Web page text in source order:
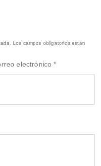
Los campos obligatorios están
electrónico*